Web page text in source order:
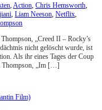
Action Chris Hemsworth
Liam Neeson Netflix
„Creed II – Rocky’s
nicht gelöscht wurde, ist
Als ihr eines Tages der Coup
Thompson, „Im […]